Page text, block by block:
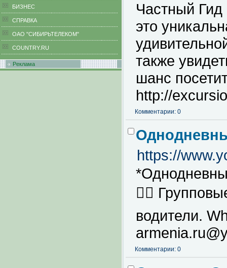
БИЗНЕС
CПРАВКА
ОАО "СИБИРЬТЕЛЕКОМ"
COUNTRY.RU
Реклама
Частный
это
также
шанс
http://
Комментарии: 0
https://
👉🏻
водители.
Комментарии: 0